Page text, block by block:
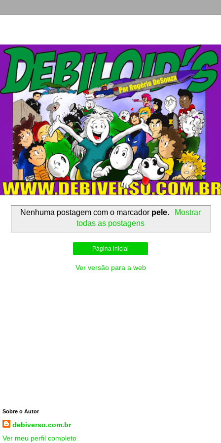
Nenhuma postagem com o marcador pele.
Mostrar
todas as postagens
Página inicial
Ver versão para a web
Sobre o Autor
debiverso.com.br
Ver meu perfil completo